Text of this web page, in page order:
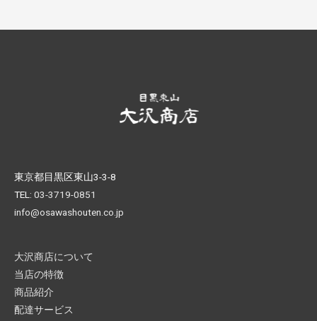
東京都目黒区東山3-3-8
TEL: 03-3719-0851
info@osawashouten.co.jp
大沢商店について
当店の特徴
商品紹介
配達サービス